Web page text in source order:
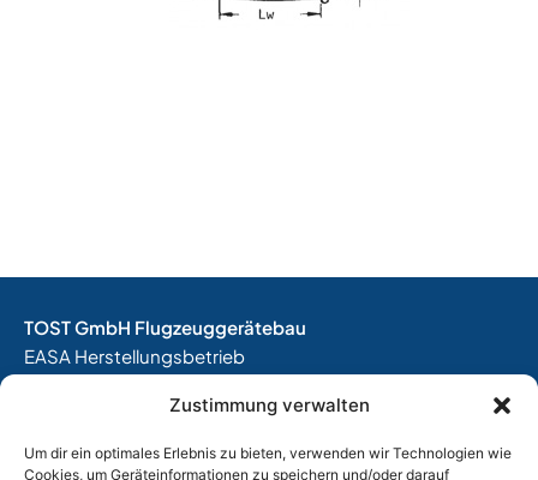
Zustimmung verwalten
Um dir ein optimales Erlebnis zu bieten, verwenden wir Technologien wie
Cookies, um Geräteinformationen zu speichern und/oder darauf
TOST GmbH Flugzeuggerätebau
EASA Herstellungsbetrieb
Entwicklungsbetrieb
Thalkirchner Straße 62